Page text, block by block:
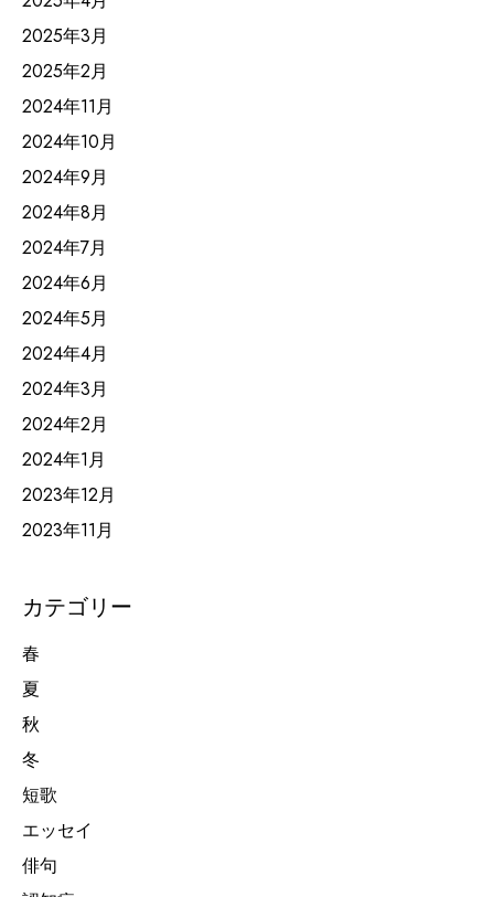
2025年3月
2025年2月
2024年11月
2024年10月
2024年9月
2024年8月
2024年7月
2024年6月
2024年5月
2024年4月
2024年3月
2024年2月
2024年1月
2023年12月
2023年11月
カテゴリー
春
夏
秋
冬
短歌
エッセイ
俳句